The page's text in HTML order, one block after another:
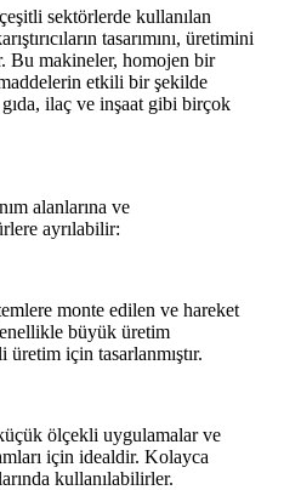
sektörlerde kullanılan
tasarımını, üretimini
Bu makineler, homojen bir
etkili bir şekilde
gıda, ilaç ve inşaat gibi birçok
alanlarına ve
ayrılabilir:
monte edilen ve hareket
büyük üretim
üretim için tasarlanmıştır.
küçük ölçekli uygulamalar ve
için idealdir. Kolayca
kullanılabilirler.